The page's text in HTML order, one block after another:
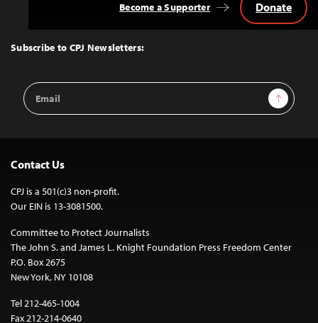
Top
Subscribe to CPJ Newsletters:
Email
Address
Sign Up
Become a Supporter Donate
Contact Us
CPJ is a 501(c)3 non-profit.
Our EIN is 13-3081500.
Committee to Protect Journalists
The John S. and James L. Knight Foundation Press Freedom Center
P.O. Box 2675
New York, NY 10108
Tel 212-465-1004
Fax 212-214-0640